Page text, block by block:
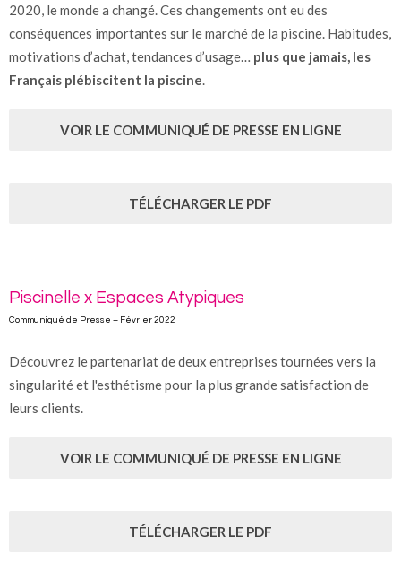
2020, le monde a changé. Ces changements ont eu des
conséquences importantes sur le marché de la piscine. Habitudes,
motivations d’achat, tendances d’usage… plus que jamais, les
Français plébiscitent la piscine.
VOIR LE COMMUNIQUÉ DE PRESSE EN LIGNE
TÉLÉCHARGER LE PDF
Piscinelle x Espaces Atypiques
Communiqué de Presse – Février 2022
Découvrez le partenariat de deux entreprises tournées vers la
singularité et l'esthétisme pour la plus grande satisfaction de
leurs clients.
VOIR LE COMMUNIQUÉ DE PRESSE EN LIGNE
TÉLÉCHARGER LE PDF